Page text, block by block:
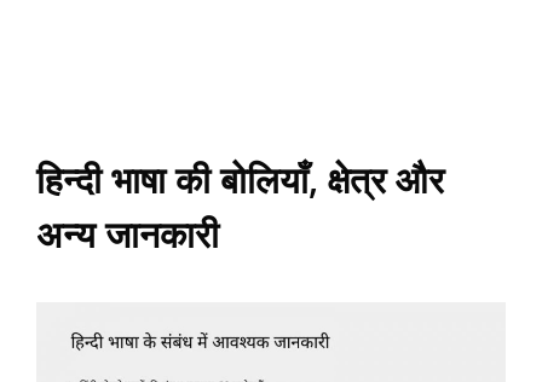
हिन्दी भाषा की बोलियाँ, क्षेत्र और
अन्य जानकारी